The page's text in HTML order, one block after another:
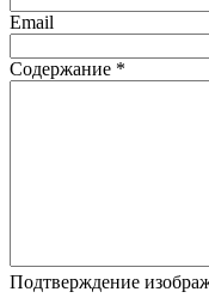
Email
Содержание *
Подтверждение